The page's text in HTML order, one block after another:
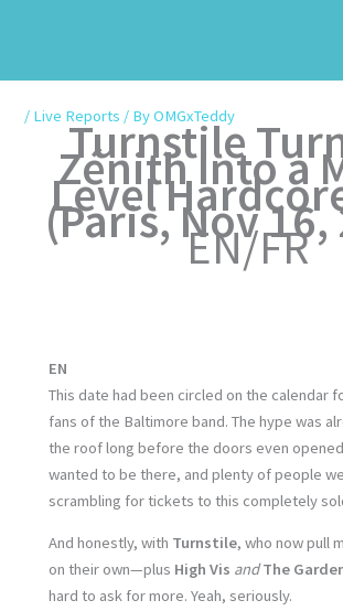
/ Live Reports / ByOMGxTeddy
Turnstile
Zénith Into a
Level
(Paris, Nov 16,
EN/FR
EN
This date had been circled on the calendar
fans of the Baltimore band. The hype was
the roof long before the doors even
wanted to be there, and plenty of people
scrambling for tickets to this completely
And honestly, with Turnstile, who now pull
on their own—plus High Vis and The
hard to ask for more. Yeah, seriously.